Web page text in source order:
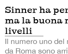
Sinner ha
ma la buona
livelli
Il numero uno del
da Roma sono